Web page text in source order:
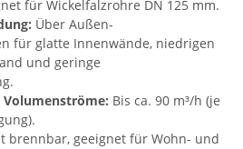
für Wickelfalzrohre DN 125 mm.
Über Außen-
für glatte Innenwände, niedrigen
und geringe
Bis ca. 90 m³/h (je
brennbar, geeignet für Wohn- und